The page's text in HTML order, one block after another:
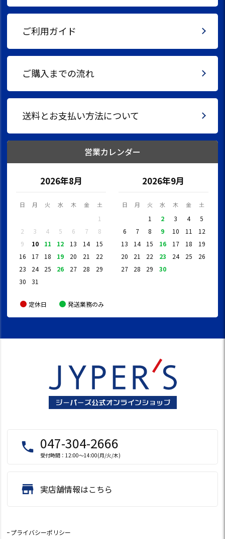
ご利用ガイド
ご購入までの流れ
送料とお支払い方法について
営業カレンダー
2026年8月
日 月 火 水 木 金 土
1
2
3 4 5 6 7
8
9
10 11 12 13 14
15
16
17 18 19 20 21
22
23
24 25 26 27 28
29
30
31
2026年9月
日 月 火 水 木 金 土
1 2 3 4
5
6
7 8 9 10 11
12
13
14 15 16 17 18
19
20
21 22 23 24 25
26
27
28 29 30
定休日 発送業務のみ
local_phone 047-304-2666
受付時間：12:00～14:00(月/火/木)
store 実店舗情報はこちら
プライバシーポリシー